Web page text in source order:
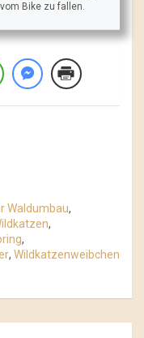
Bike zu fallen.
Waldumbau,
,
,
, Wildkatzenweibchen